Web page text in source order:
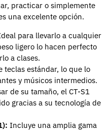
practicar o simplemente
una excelente opción.
para llevarlo a cualquier
ligero lo hacen perfecto
a clases.
teclas estándar, lo que lo
y músicos intermedios.
de su tamaño, el CT-S1
gracias a su tecnología de
Incluye una amplia gama